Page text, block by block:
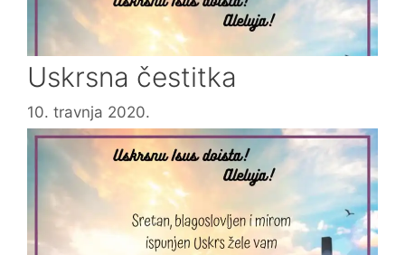
Uskrsna čestitka
10. travnja 2020.